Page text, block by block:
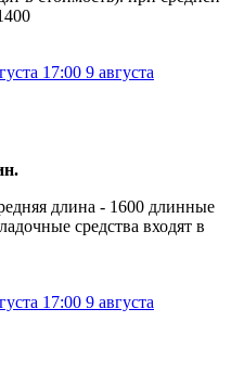
17:00 9 августа
длина - 1600 длинные
средства входят в
17:00 9 августа